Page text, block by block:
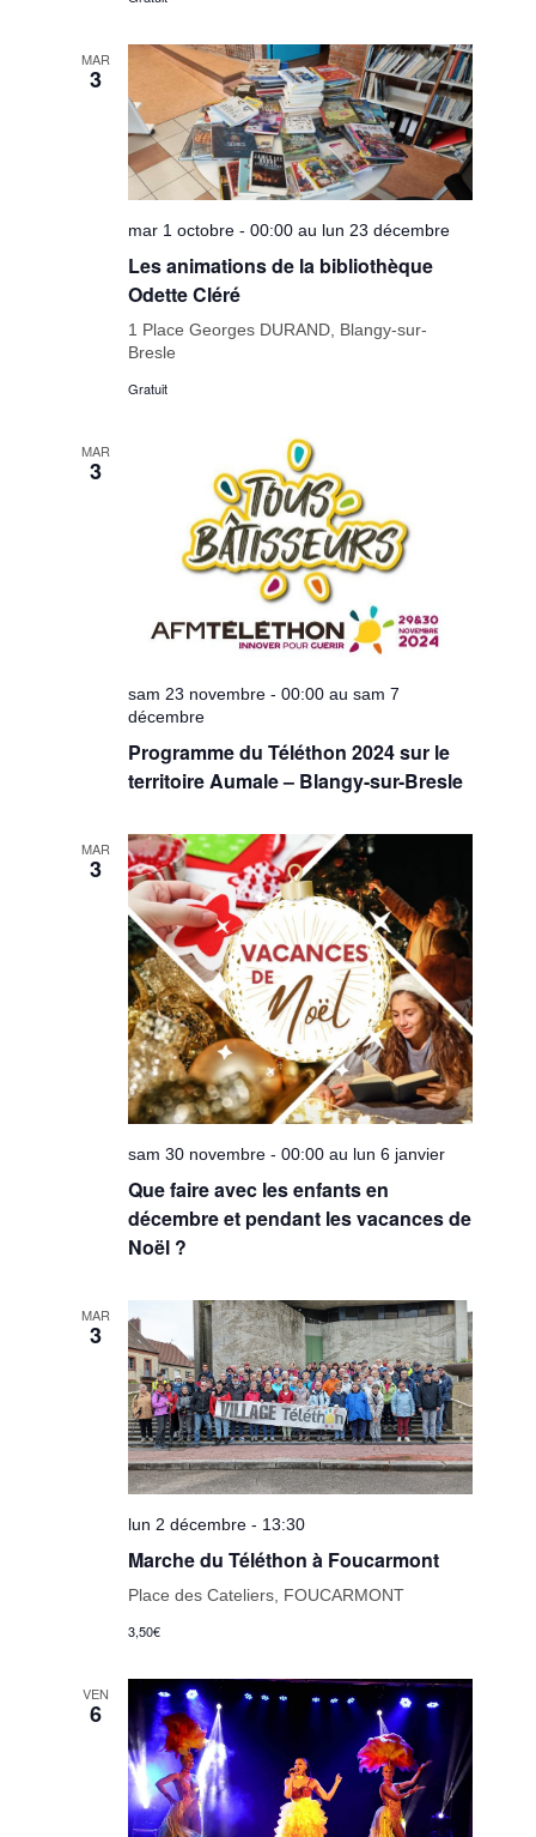
MAR
3
mar 1 octobre - 00:00 au lun 23 décembre
Les animations de la bibliothèque
Odette Cléré
1 Place Georges DURAND, Blangy-sur-
Bresle
Gratuit
MAR
3
sam 23 novembre - 00:00 au sam 7
décembre
Programme du Téléthon 2024 sur le
territoire Aumale – Blangy-sur-Bresle
MAR
3
sam 30 novembre - 00:00 au lun 6 janvier
Que faire avec les enfants en
décembre et pendant les vacances de
Noël ?
MAR
3
lun 2 décembre - 13:30
Marche du Téléthon à Foucarmont
Place des Cateliers, FOUCARMONT
3,50€
VEN
6